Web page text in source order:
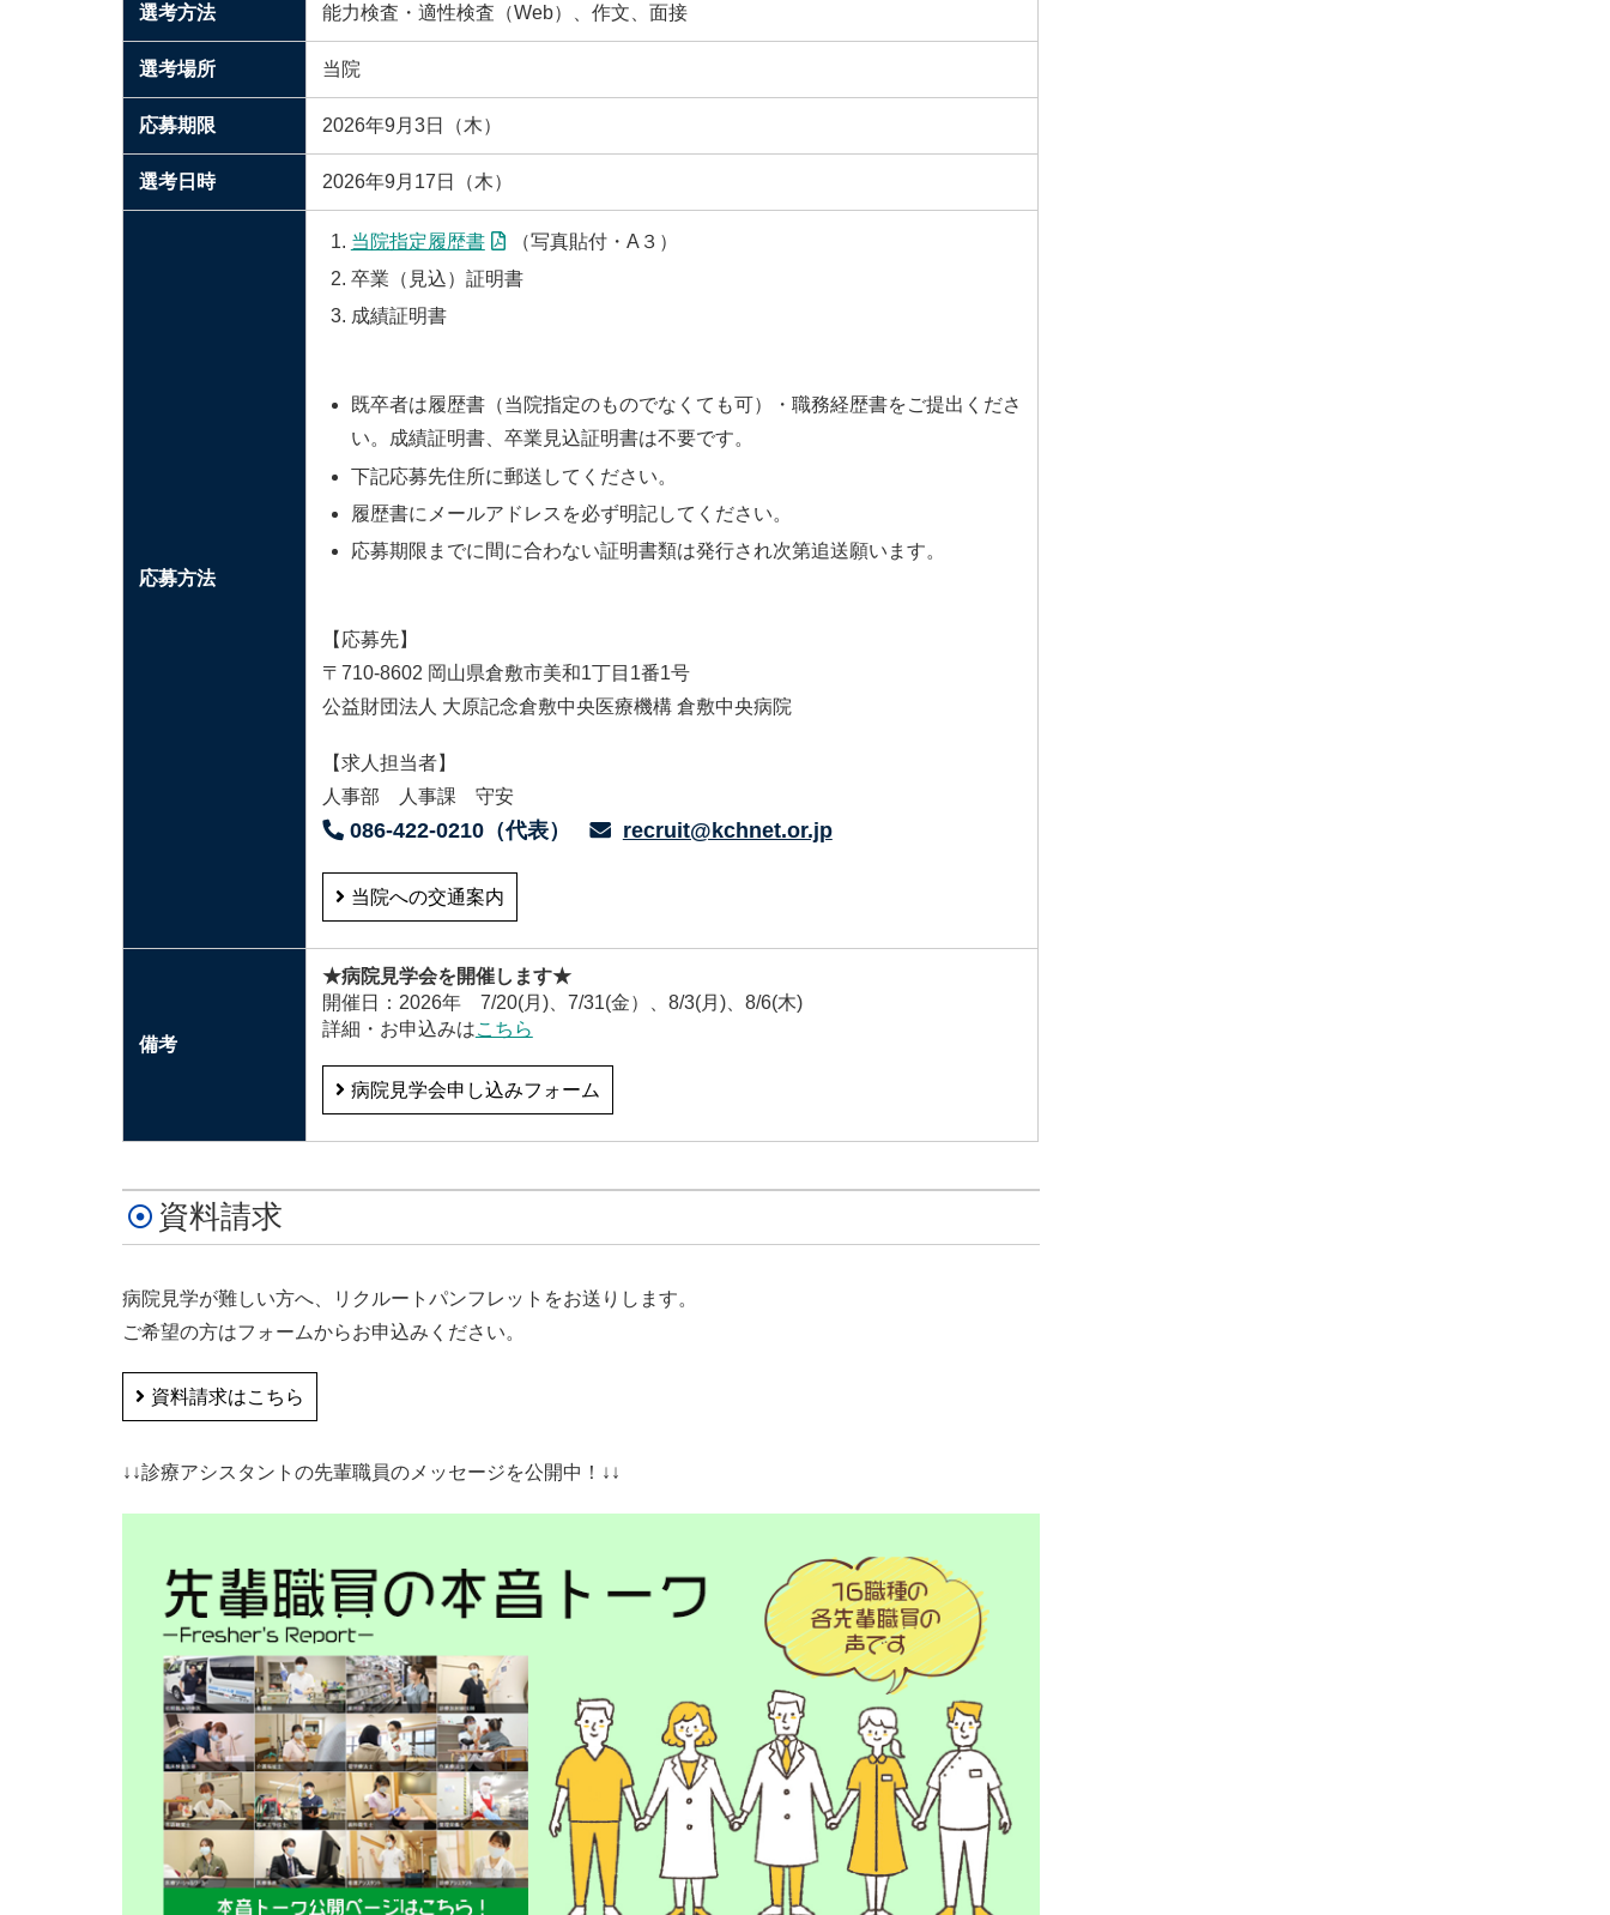
選考方法 能力検査・適性検査（Web）、作文、面接
選考場所 当院
応募期限 2026年9月3日（木）
選考日時 2026年9月17日（木）
応募方法
当院指定履歴書
（写真貼付・A３）
卒業（見込）証明書
成績証明書
既卒者は履歴書（当院指定のものでなくても可）・職務経歴書をご提出くださ
い。
成績証明書、卒業見込証明書は不要です。
下記応募先住所に郵送してください。
履歴書にメールアドレスを必ず明記してください。
応募期限までに間に合わない証明書類は発行され次第追送願います。
【応募先】
〒710-8602 岡山県倉敷市美和1丁目1番1号
公益財団法人 大原記念倉敷中央医療機構 倉敷中央病院
【求人担当者】
人事部 人事課 守安
086-422-0210（代表） recruit@kchnet.or.jp
当院への交通案内
備考
★病院見学会を開催します★
開催日：2026年 7/20(月 )、7/31(金）、 8/3(月 )、8/6(木)
詳細・お申込みはこちら
病院見学会申し込みフォーム
資料請求
病院見学が難しい方へ、リクルートパンフレットをお送りします。
ご希望の方はフォームからお申込みください。
資料請求はこちら
↓↓診療アシスタントの先輩職員のメッセージを公開中！↓↓